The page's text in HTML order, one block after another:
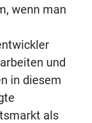
wenn man
und
in diesem
als